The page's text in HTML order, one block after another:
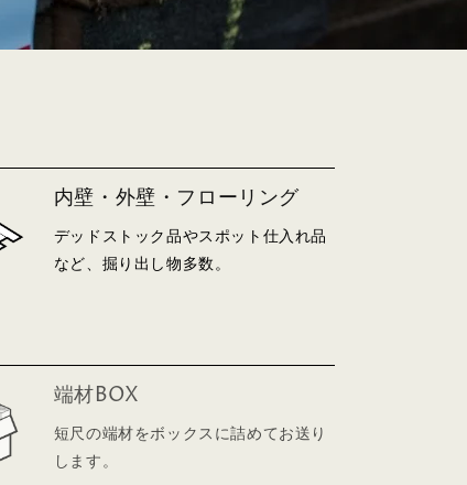
内壁・外壁・フローリング
デッドストック品やスポット仕入れ品
など、掘り出し物多数。
端材BOX
短尺の端材をボックスに詰めてお送り
します。